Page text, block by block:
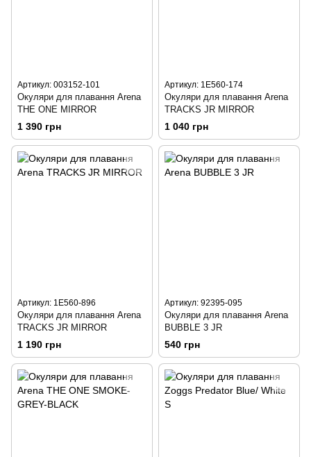
Артикул: 003152-101
Окуляри для плавання Arena
THE ONE MIRROR
1 390 грн
Артикул: 1E560-174
Окуляри для плавання Arena
TRACKS JR MIRROR
1 040 грн
Артикул: 1E560-896
Окуляри для плавання Arena
TRACKS JR MIRROR
1 190 грн
Артикул: 92395-095
Окуляри для плавання Arena
BUBBLE 3 JR
540 грн